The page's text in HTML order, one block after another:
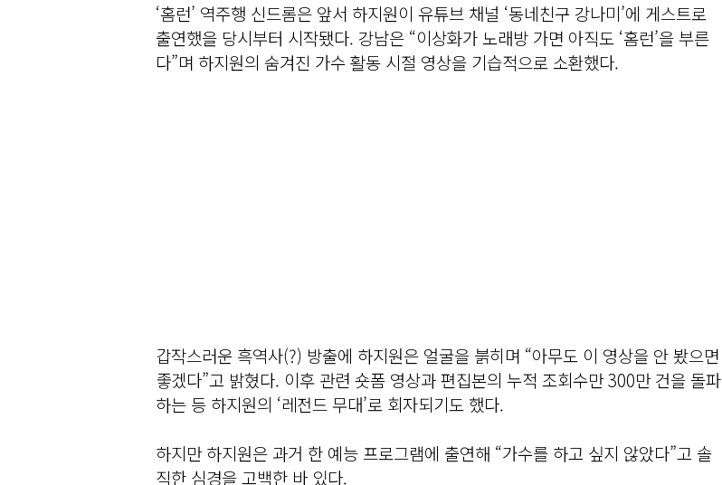
‘홈런’ 역주행 신드롬은 앞서 하지원이 유튜브 채널 ‘동네친구 강나미’에 게스트로
출연했을 당시부터 시작됐다. 강남은 “이상화가 노래방 가면 아직도 ‘홈런’을 부른
다”며 하지원의 숨겨진 가수 활동 시절 영상을 기습적으로 소환했다.
갑작스러운 흑역사(?) 방출에 하지원은 얼굴을 붉히며 “아무도 이 영상을 안 봤으면
좋겠다”고 밝혔다. 이후 관련 숏폼 영상과 편집본의 누적 조회수만 300만 건을 돌파
하는 등 하지원의 ‘레전드 무대’로 회자되기도 했다.
하지만 하지원은 과거 한 예능 프로그램에 출연해 “가수를 하고 싶지 않았다”고 솔
직한 심경을 고백한 바 있다.